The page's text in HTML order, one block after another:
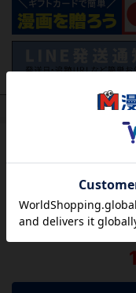
（関連
この作品にはまだ
方のために感